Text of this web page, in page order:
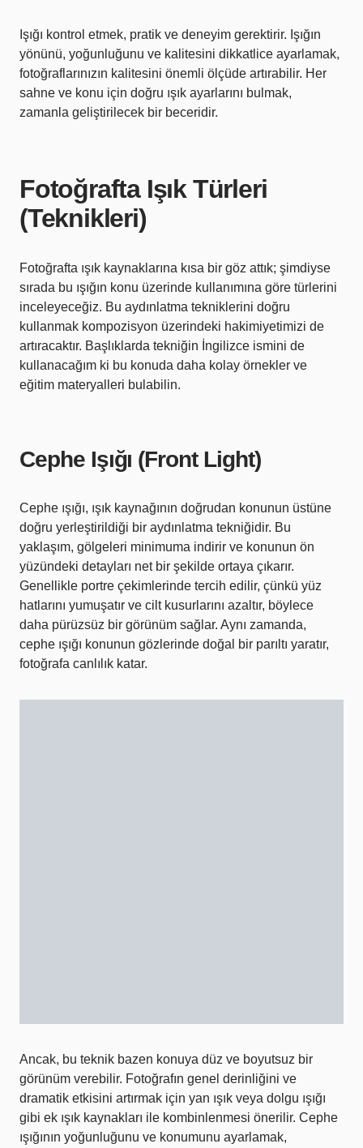
Işığı kontrol etmek, pratik ve deneyim gerektirir. Işığın
yönünü, yoğunluğunu ve kalitesini dikkatlice ayarlamak,
fotoğraflarınızın kalitesini önemli ölçüde artırabilir. Her
sahne ve konu için doğru ışık ayarlarını bulmak,
zamanla geliştirilecek bir beceridir.
Fotoğrafta Işık Türleri
(Teknikleri)
Fotoğrafta ışık kaynaklarına kısa bir göz attık; şimdiyse
sırada bu ışığın konu üzerinde kullanımına göre türlerini
inceleyeceğiz. Bu aydınlatma tekniklerini doğru
kullanmak kompozisyon üzerindeki hakimiyetimizi de
artıracaktır. Başlıklarda tekniğin İngilizce ismini de
kullanacağım ki bu konuda daha kolay örnekler ve
eğitim materyalleri bulabilin.
Cephe Işığı (Front Light)
Cephe ışığı, ışık kaynağının doğrudan konunun üstüne
doğru yerleştirildiği bir aydınlatma tekniğidir. Bu
yaklaşım, gölgeleri minimuma indirir ve konunun ön
yüzündeki detayları net bir şekilde ortaya çıkarır.
Genellikle portre çekimlerinde tercih edilir, çünkü yüz
hatlarını yumuşatır ve cilt kusurlarını azaltır, böylece
daha pürüzsüz bir görünüm sağlar. Aynı zamanda,
cephe ışığı konunun gözlerinde doğal bir parıltı yaratır,
fotoğrafa canlılık katar.
Ancak, bu teknik bazen konuya düz ve boyutsuz bir
görünüm verebilir. Fotoğrafın genel derinliğini ve
dramatik etkisini artırmak için yan ışık veya dolgu ışığı
gibi ek ışık kaynakları ile kombinlenmesi önerilir. Cephe
ışığının yoğunluğunu ve konumunu ayarlamak,